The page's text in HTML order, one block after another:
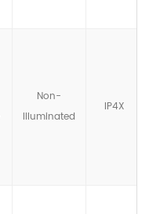
Non-
llluminated
IP4X